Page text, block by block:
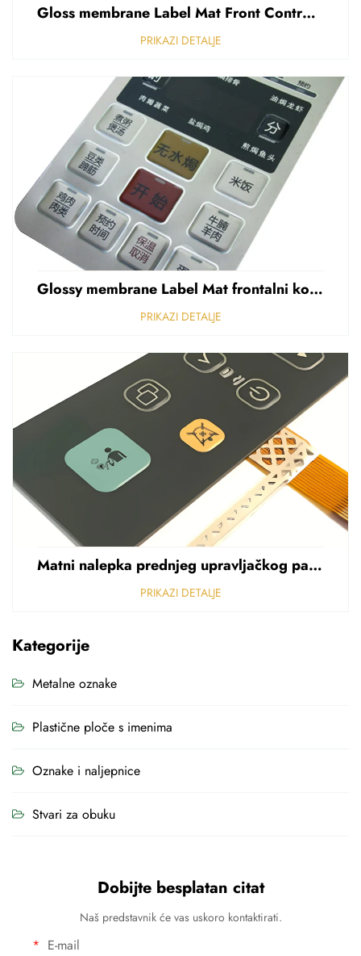
Gloss membrane Label Mat Front Control Panel Sticker Refuziran polikarbonat Grafički prekriven
PRIKAZI DETALJE
Glossy membrane Label Mat frontalni kontrolni panel Sticker Refuziran polikarbonat Grafički preklapanje
PRIKAZI DETALJE
Matni nalepka prednjeg upravljačkog panela Perforirani nalepka od polikarbonata od PVC-a debljine 0,25 mm
PRIKAZI DETALJE
Kategorije
Metalne oznake
Plastične ploče s imenima
Oznake i naljepnice
Stvari za obuku
Dobijte besplatan citat
Naš predstavnik će vas uskoro kontaktirati.
E-mail